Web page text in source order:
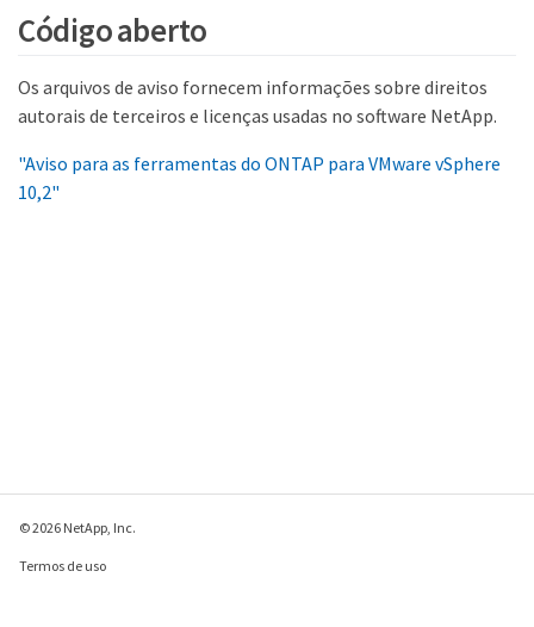
Código aberto
Os arquivos de aviso fornecem informações sobre direitos
autorais de terceiros e licenças usadas no software NetApp.
"Aviso para as ferramentas do ONTAP para VMware vSphere
10,2"
© 2026 NetApp, Inc.
Termos de uso